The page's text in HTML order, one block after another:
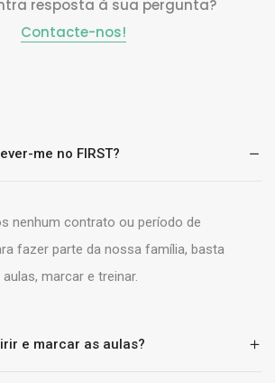
resposta à sua pergunta?
Contacte-nos!
me no FIRST?
nenhum contrato ou período de
fazer parte da nossa família, basta
marcar e treinar.
e marcar as aulas?